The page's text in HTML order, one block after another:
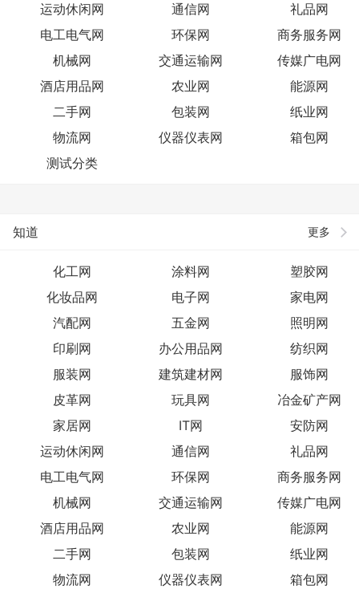
运动休闲网
通信网
礼品网
电工电气网
环保网
商务服务网
机械网
交通运输网
传媒广电网
酒店用品网
农业网
能源网
二手网
包装网
纸业网
物流网
仪器仪表网
箱包网
测试分类
更多
知道
化工网 涂料网
塑胶网
化妆品网
电子网
家电网
汽配网
五金网
照明网
印刷网
办公用品网
纺织网
服装网
建筑建材网
服饰网
皮革网
玩具网
冶金矿产网
家居网
IT网
安防网
运动休闲网
通信网
礼品网
电工电气网
环保网
商务服务网
机械网
交通运输网
传媒广电网
酒店用品网
农业网
能源网
二手网
包装网
纸业网
物流网
仪器仪表网
箱包网